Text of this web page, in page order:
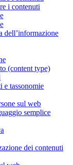
i contenuti
dell’informazione
(content type)
e tassonomie
sul web
semplice
dei contenuti